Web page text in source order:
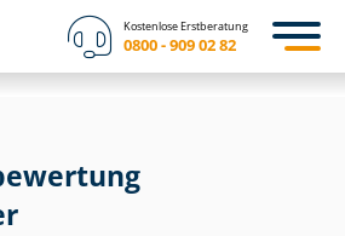
Kostenlose Erstberatung
0800 - 909 02 82